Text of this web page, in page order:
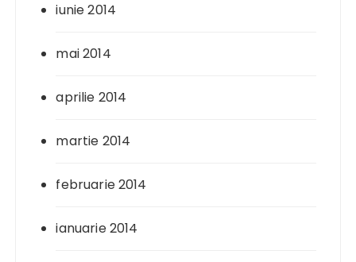
iunie 2014
mai 2014
aprilie 2014
martie 2014
februarie 2014
ianuarie 2014